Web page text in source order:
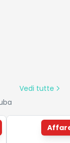
Vedi tutte